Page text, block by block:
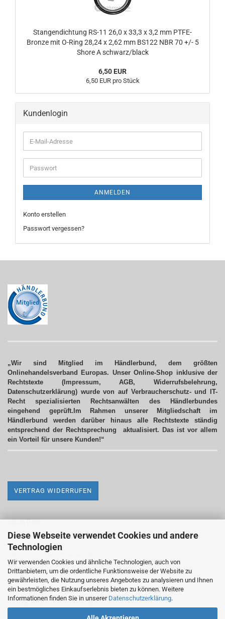
Diese Webseite verwendet Cookies und andere
Technologien
Wir verwenden Cookies und ähnliche Technologien, auch von
Drittanbietern, um die ordentliche Funktionsweise der Website zu
gewährleisten, die Nutzung unseres Angebotes zu analysieren und Ihnen
ein bestmögliches Einkaufserlebnis bieten zu können. Weitere
Informationen finden Sie in unserer Datenschutzerklärung.
Stangendichtung RS-11 26,0 x 33,3 x 3,2 mm PTFE-
Bronze mit O-Ring 28,24 x 2,62 mm BS122 NBR 70 +/- 5
Shore A schwarz/black
6,50 EUR
6,50 EUR pro Stück
Kundenlogin
E-
Mail-
Adresse
Passwort
ANMELDEN
Konto erstellen
Passwort vergessen?
„Wir sind Mitglied im Händlerbund, dem größten
Onlinehandelsverband Europas. Unser Online-Shop inklusive der
Rechtstexte (Impressum, AGB, Widerrufsbelehrung,
Datenschutzerklärung) wurde von auf Verbraucherschutz- und IT-
Recht spezialisierten Rechtsanwälten des Händlerbundes
eingehend geprüft.Im Rahmen unserer Mitgliedschaft im
Händlerbund werden darüber hinaus alle Rechtstexte ständig
entsprechend der Rechtsprechung aktualisiert. Das ist vor allem
ein Vorteil für unsere Kunden!“
VERTRAG WIDERRUFEN
Impressum
Versand- & Zahlungsbedingungen
Widerrufsrecht & Widerrufsformular
AGB